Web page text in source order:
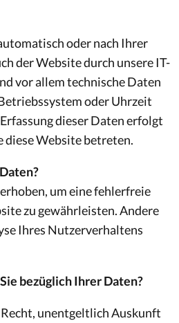
oder nach Ihrer
der Website durch unsere IT-
vor allem technische Daten
oder Uhrzeit
dieser Daten erfolgt
diese Website betreten.
um eine fehlerfreie
zu gewährleisten. Andere
Ihres Nutzerverhaltens
bezüglich Ihrer Daten?
unentgeltlich Auskunft